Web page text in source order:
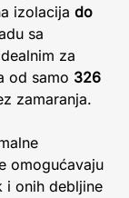
izolacija do
sa
za
od samo 326
zamaranja.
omogućavaju
i onih debljine